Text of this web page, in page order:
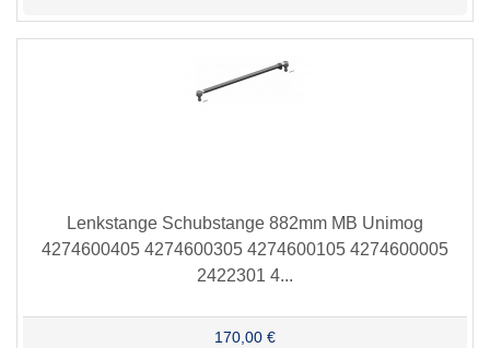
Lenkstange Schubstange 882mm MB Unimog
4274600405 4274600305 4274600105 4274600005
2422301 4...
170,00 €